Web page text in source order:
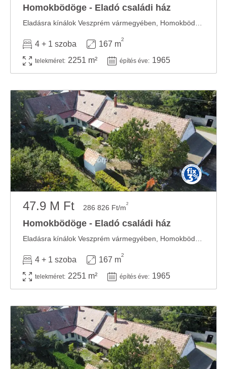
Homokbödöge - Eladó családi ház
4 + 1 szoba 167 m
2
telekméret: 2251 m² építés éve: 1965
47.9 M Ft 286 826 Ft/m2
Homokbödöge - Eladó családi ház
4 + 1 szoba 167 m
2
telekméret: 2251 m² építés éve: 1965